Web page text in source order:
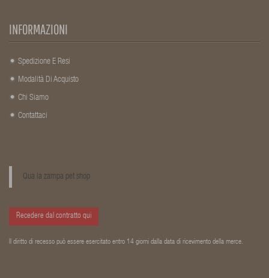
INFORMAZIONI
Spedizione E Resi
Modalità Di Acquisto
Chi Siamo
Contattaci
Qua la zampa pet shop
Recedere dal contratto qui
Il diritto di recesso può essere esercitato entro 14 giorni dalla data di ricevimento della merce.